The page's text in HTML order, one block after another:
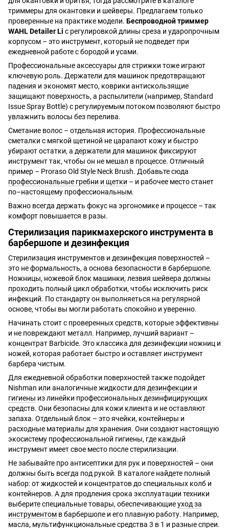
триммеры для окантовки и шейверы. Предлагаем только
проверенные на практике модели. Беспроводной триммер
WAHL Detailer Li с регулировкой длины среза и ударопрочным
корпусом – это инструмент, который не подведет при
ежедневной работе с бородой и усами.
Профессиональные аксессуары для стрижки тоже играют
ключевую роль. Держатели для машинок предотвращают
падения и экономят место, коврики антискользящие
защищают поверхность, а распылители (например, Standard
Issue Spray Bottle) с регулируемым потоком позволяют быстро
увлажнить волосы без перелива.
Сметание волос – отдельная история. Профессиональные
сметалки с мягкой щетиной не царапают кожу и быстро
убирают остатки, а держатели для машинок фиксируют
инструмент так, чтобы он не мешал в процессе. Отличный
пример – Proraso Old Style Neck Brush. Добавьте сюда
профессиональные гребни и щетки – и рабочее место станет
по–настоящему профессиональным.
Важно всегда держать фокус на эргономике и процессе – так
комфорт повышается в разы.
Стерилизация парикмахерского инструмента в
барбершопе и дезинфекция
Стерилизация инструментов и дезинфекция поверхностей –
это не формальность, а основа безопасности в барбершопе.
Ножницы, ножевой блок машинки, лезвия шейвера должны
проходить полный цикл обработки, чтобы исключить риск
инфекций. По стандарту он выполняеться на регулярной
основе, чтобы вы могли работать спокойно и уверенно.
Начинать стоит с проверенных средств, которые эффективны
и не повреждают металл. Например, лучший вариант –
концентрат Barbicide. Это классика для дезинфекции ножниц и
ножей, которая работает быстро и оставляет инструмент
барбера чистым.
Для ежедневной обработки поверхностей также подойдет
Nishman или аналогичные жидкости для дезинфекции и
гигиены из линейки профессиональных дезинфицирующих
средств. Они безопасны для кожи клиента и не оставляют
запаха. Отдельный блок – это ячейки, контейнеры и
расходные материалы для хранения. Они создают настоящую
экосистему профессиональной гигиены, где каждый
инструмент имеет свое место после стерилизации.
Не забывайте про антисептики для рук и поверхностей – они
должны быть всегда под рукой. В каталоге найдете полный
набор: от жидкостей и концентратов до специальных колб и
контейнеров. А для продления срока эксплуатации техники
выберите специальные товары, обеспечивающиеуход за
инструментом в барбершопе и его плавную работу. Например,
масла, мультифункциональные средства 3 в 1 и разные спреи.